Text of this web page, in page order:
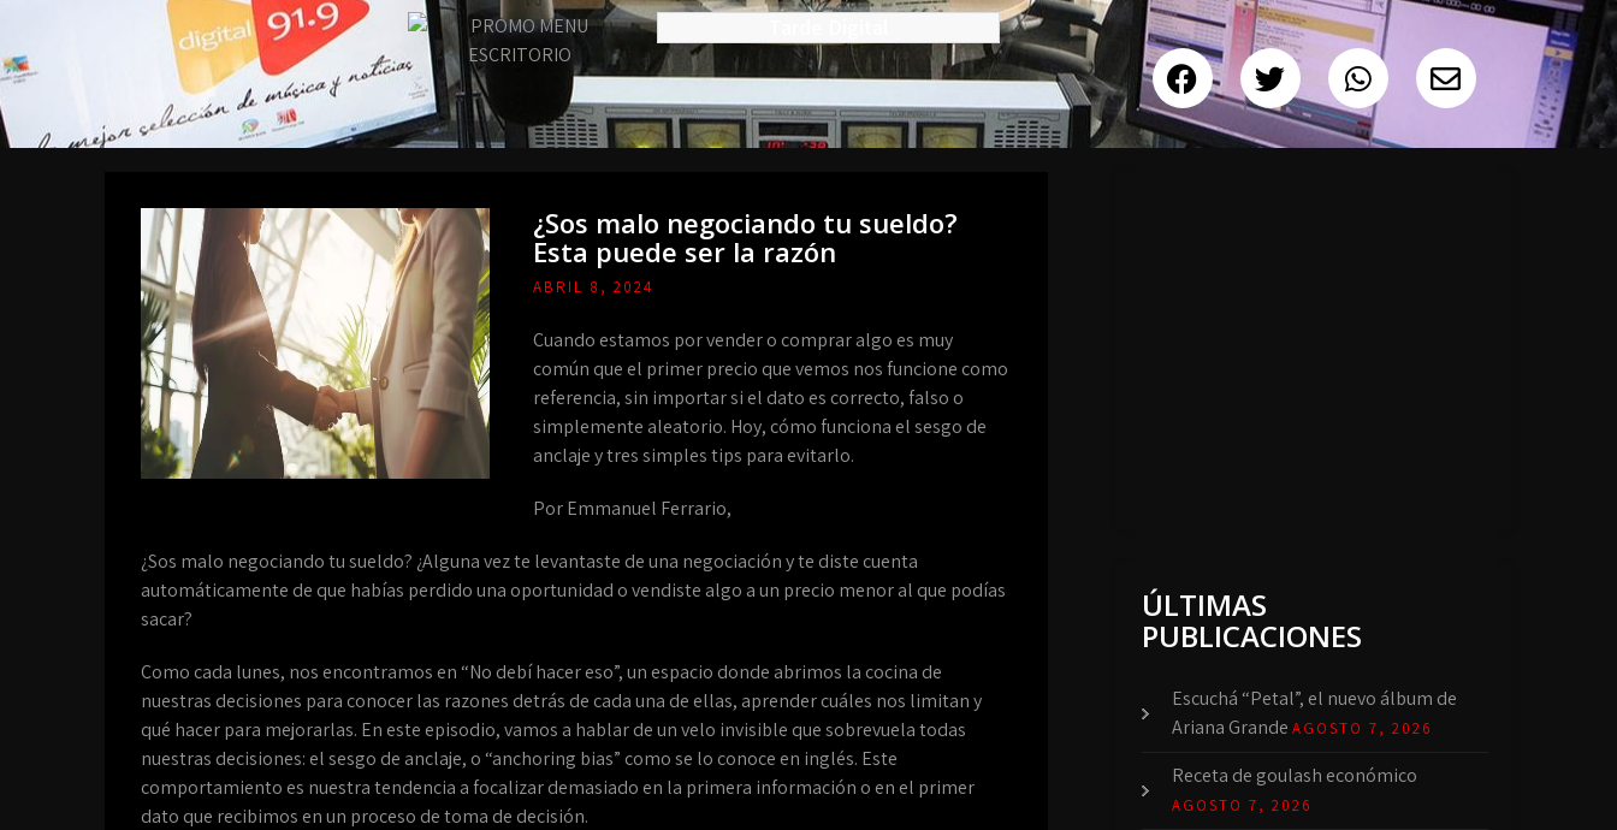
¿Sos malo negociando tu sueldo?
Esta puede ser la razón
ABRIL 8, 2024
Cuando estamos por vender o comprar algo es muy
común que el primer precio que vemos nos funcione como
referencia, sin importar si el dato es correcto, falso o
simplemente aleatorio. Hoy, cómo funciona el sesgo de
anclaje y tres simples tips para evitarlo.
Por Emmanuel Ferrario,
¿Sos malo negociando tu sueldo? ¿Alguna vez te levantaste de una negociación y te diste cuenta
automáticamente de que habías perdido una oportunidad o vendiste algo a un precio menor al que podías
sacar?
Como cada lunes, nos encontramos en “No debí hacer eso”, un espacio donde abrimos la cocina de
nuestras decisiones para conocer las razones detrás de cada una de ellas, aprender cuáles nos limitan y
qué hacer para mejorarlas. En este episodio, vamos a hablar de un velo invisible que sobrevuela todas
nuestras decisiones: el sesgo de anclaje, o “anchoring bias” como se lo conoce en inglés. Este
comportamiento es nuestra tendencia a focalizar demasiado en la primera información o en el primer
dato que recibimos en un proceso de toma de decisión.
ÚLTIMAS
PUBLICACIONES
Escuchá “Petal”, el nuevo álbum de
Ariana Grande AGOSTO 7, 2026
Receta de goulash económico
AGOSTO 7, 2026